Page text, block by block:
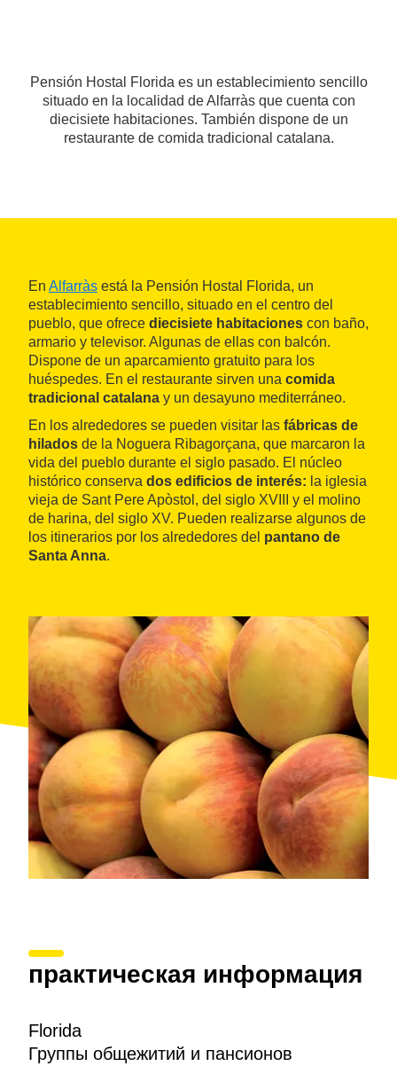
Pensión Hostal Florida es un establecimiento sencillo
situado en la localidad de Alfarràs que cuenta con
diecisiete habitaciones. También dispone de un
restaurante de comida tradicional catalana.
En Alfarràs está la Pensión Hostal Florida, un
establecimiento sencillo, situado en el centro del
pueblo, que ofrece diecisiete habitaciones con baño,
armario y televisor. Algunas de ellas con balcón.
Dispone de un aparcamiento gratuito para los
huéspedes. En el restaurante sirven una comida
tradicional catalana y un desayuno mediterráneo.
En los alrededores se pueden visitar las fábricas de
hilados de la Noguera Ribagorçana, que marcaron la
vida del pueblo durante el siglo pasado. El núcleo
histórico conserva dos edificios de interés: la iglesia
vieja de Sant Pere Apòstol, del siglo XVIII y el molino
de harina, del siglo XV. Pueden realizarse algunos de
los itinerarios por los alrededores del pantano de
Santa Anna.
практическая информация
Florida
Группы общежитий и пансионов